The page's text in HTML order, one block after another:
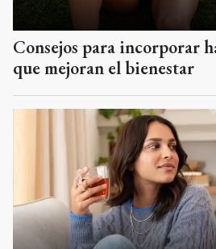
Consejos para incorporar
que mejoran el bienestar